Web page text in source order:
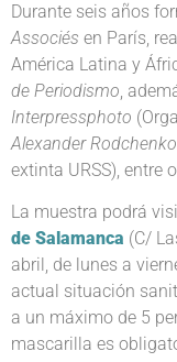
Durante seis años
Associés en París,
América Latina y
de Periodismo,
Interpressphoto
Alexander Rodchenko
extinta URSS), entre
La muestra podrá
de Salamanca (C/
abril, de lunes a
actual situación
a un máximo de 5
mascarilla es